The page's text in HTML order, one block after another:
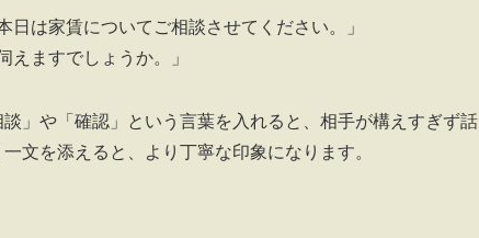
日は家賃についてご相談させてください。」
えますでしょうか。」
」や「確認」という言葉を入れると、相手が構えすぎず話
文を添えると、より丁寧な印象になります。